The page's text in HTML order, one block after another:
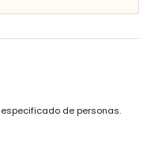
menos de 2 kilómetros del
de 50 metros del
de personas.